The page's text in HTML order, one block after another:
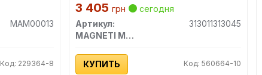
MAM00013
Код: 229364-8
3 405 грн
сегодня
Артикул:
313011313045
MAGNETI MARELLI
КУПИТЬ Код: 560664-10